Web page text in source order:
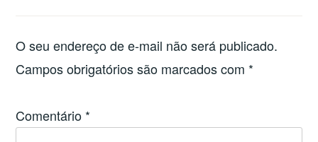
O seu endereço de e-mail não será publicado.
Campos obrigatórios são marcados com *
Comentário *